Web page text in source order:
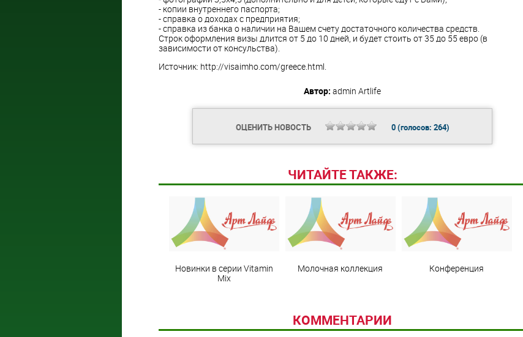
- копии внутреннего паспорта;
- справка о доходах с предприятия;
- справка из банка о наличии на Вашем счету достаточного количества средств.
Строк оформления визы длится от 5 до 10 дней, и будет стоить от 35 до 55 евро (в
зависимости от консульства).
Источник: http://visaimho.com/greece.html.
Автор: admin Artlife
ОЦЕНИТЬ НОВОСТЬ 0(голосов: 264)
ЧИТАЙТЕ ТАКЖЕ:
Новинки в серии Vitamin
Mix
Молочная коллекция Конференция
КОММЕНТАРИИ